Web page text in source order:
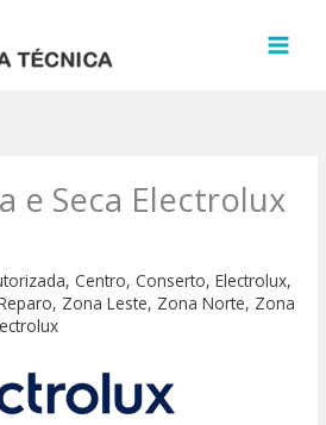
e Seca Electrolux
,Centro,Conserto,Electrolux,
, Zona Leste, Zona Norte, Zona